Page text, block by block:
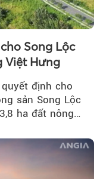
Song Lộc
Việt Hưng
định cho
sản Song Lộc
ha đất nông